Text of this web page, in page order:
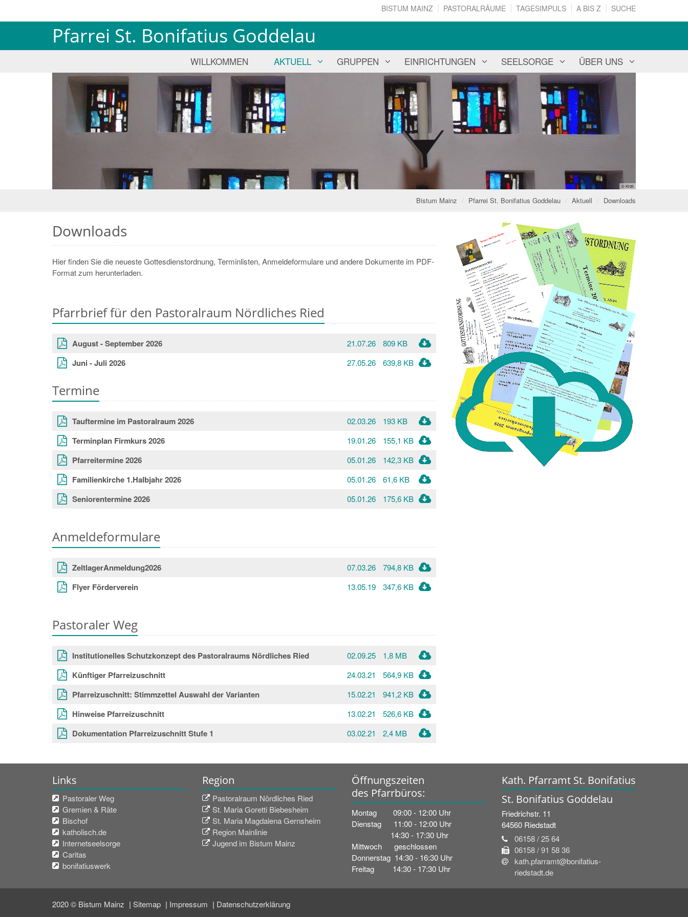
BISTUM MAINZ PASTORALRÄUME TAGESIMPULS A BIS Z SUCHE
Pfarrei St. Bonifatius Goddelau
WILLKOMMEN AKTUELL GRUPPEN EINRICHTUNGEN SEELSORGE ÜBER UNS
© Kroll
Bistum Mainz Pfarrei St. Bonifatius Goddelau Aktuell Downloads
Downloads
Hier finden Sie die neueste Gottesdienstordnung, Terminlisten, Anmeldeformulare und andere Dokumente im PDF-
Format zum herunterladen.
Pfarrbrief für den Pastoralraum Nördliches Ried
August - September 2026 809 KB
21.07.26
Juni - Juli 2026 639,8 KB
27.05.26
Termine
Tauftermine im Pastoralraum 2026 193 KB
02.03.26
Terminplan Firmkurs 2026 155,1 KB
19.01.26
Pfarreitermine 2026 142,3 KB
05.01.26
Familienkirche 1.Halbjahr 2026 61,6 KB
05.01.26
Seniorentermine 2026 175,6 KB
05.01.26
Anmeldeformulare
ZeltlagerAnmeldung2026 794,8 KB
07.03.26
Flyer Förderverein 347,6 KB
13.05.19
Pastoraler Weg
Institutionelles Schutzkonzept des Pastoralraums Nördliches Ried 1,8 MB
02.09.25
Künftiger Pfarreizuschnitt 564,9 KB
24.03.21
Pfarreizuschnitt: Stimmzettel Auswahl der Varianten 941,2 KB
15.02.21
Hinweise Pfarreizuschnitt 526,6 KB
13.02.21
Dokumentation Pfarreizuschnitt Stufe 1 2,4 MB
03.02.21
Links
Pastoraler Weg
Gremien & Räte
Bischof
katholisch.de
Internetseelsorge
Caritas
bonifatiuswerk
Region
Pastoralraum Nördliches Ried
St. Maria Goretti Biebesheim
St. Maria Magdalena Gernsheim
Region Mainlinie
Jugend im Bistum Mainz
Öffnungszeiten
des Pfarrbüros:
Montag 09:00 - 12:00 Uhr
Dienstag 11:00 - 12:00 Uhr
14:30 - 17:30 Uhr
Mittwoch geschlossen
Donnerstag 14:30 - 16:30 Uhr
Freitag 14:30 - 17:30 Uhr
Kath. Pfarramt St. Bonifatius
St. Bonifatius Goddelau
Friedrichstr. 11
64560 Riedstadt
06158 / 25 64
06158 / 91 58 36
kath.pfarramt@bonifatius-
riedstadt.de
2020 © Bistum Mainz Sitemap Impressum Datenschutzerklärung